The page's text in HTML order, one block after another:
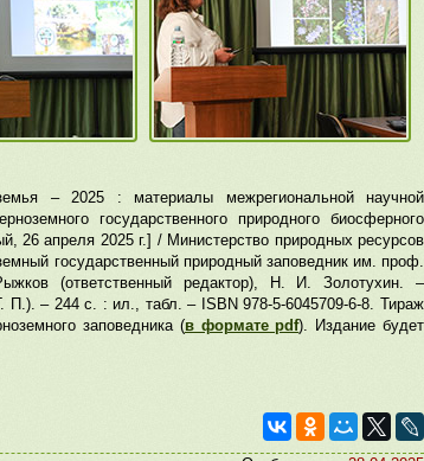
– 2025 : материалы межрегиональной научной
государственного природного биосферного
26 апреля 2025 г.] / Министерство природных ресурсов
государственный природный заповедник им. проф.
(ответственный редактор), Н. И. Золотухин. –
– 244 с. : ил., табл. – ISBN 978-5-6045709-6-8. Тираж
заповедника (в формате pdf). Издание будет